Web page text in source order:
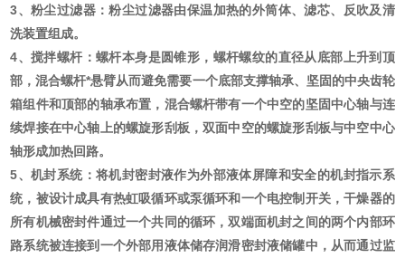
3、粉尘过滤器：粉尘过滤器由保温加热的外筒体、滤芯、反吹及清
洗装置组成。
4、搅拌螺杆：螺杆本身是圆锥形，螺杆螺纹的直径从底部上升到顶
部，混合螺杆*悬臂从而避免需要一个底部支撑轴承、坚固的中央齿轮
箱组件和顶部的轴承布置，混合螺杆带有一个中空的坚固中心轴与连
续焊接在中心轴上的螺旋形刮板，双面中空的螺旋形刮板与中空中心
轴形成加热回路。
5、机封系统：将机封密封液作为外部液体屏障和安全的机封指示系
统，被设计成具有热虹吸循环或泵循环和一个电控制开关，干燥器的
所有机械密封件通过一个共同的循环，双端面机封之间的两个内部环
路系统被连接到一个外部用液体储存润滑密封液储罐中，从而通过监